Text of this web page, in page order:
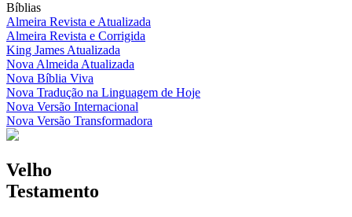
Bíblias
Almeira Revista e Atualizada
Almeira Revista e Corrigida
King James Atualizada
Nova Almeida Atualizada
Nova Bíblia Viva
Nova Tradução na Linguagem de Hoje
Nova Versão Internacional
Nova Versão Transformadora
Velho
Testamento